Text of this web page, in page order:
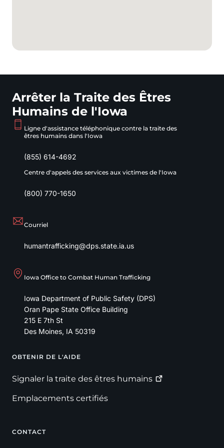
Arrêter la Traite des Êtres
Humains de l'Iowa
Ligne d'assistance téléphonique contre la traite des
êtres humains dans l'Iowa
(855) 614-4692
Centre d'appels des services aux victimes de l'Iowa
(800) 770-1650
Courriel
humantrafficking@dps.state.ia.us
Iowa Office to Combat Human Trafficking
Iowa Department of Public Safety (DPS)
Oran Pape State Office Building
215 E 7th St
Des Moines, IA 50319
Footer
OBTENIR DE L'AIDE
Signaler la traite des êtres humains
Emplacements certifiés
CONTACT